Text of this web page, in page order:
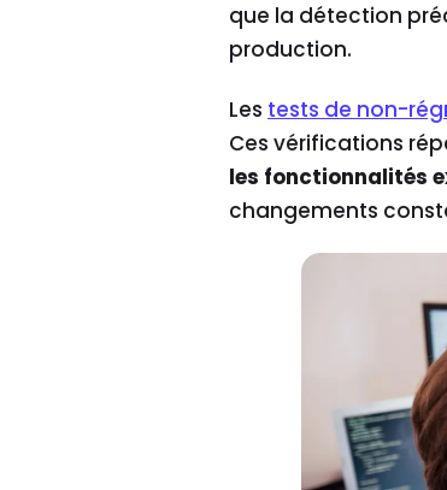
que la détection
production.
Les tests de non-
Ces vérifications
les fonctionnalités
changements